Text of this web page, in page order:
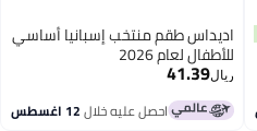
اديداس طقم منتخب إسبانيا أساسي
للأطفال لعام 2026
ريال41.39
احصل عليه خلال12 اغسطس